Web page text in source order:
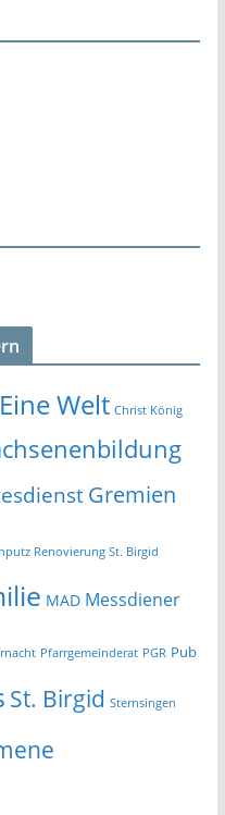
Welt Christ König
Gremien
Renovierung St. Birgid
MAD Messdiener
Pfarrgemeinderat PGR Pub
St. Birgid Sternsingen